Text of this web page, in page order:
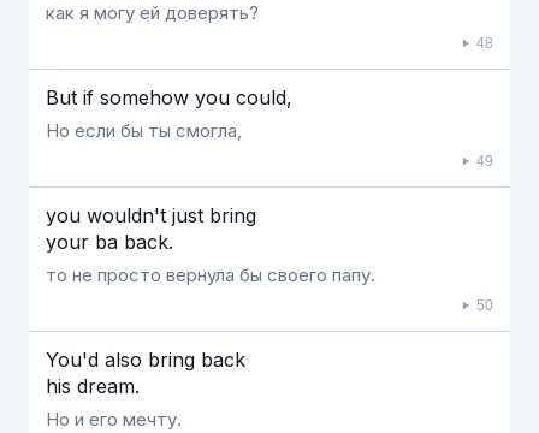
как я могу ей доверять?
48
But if somehow you could,
Но если бы ты смогла,
49
you wouldn't just bring
your ba back.
то не просто вернула бы своего папу.
50
You'd also bring back
his dream.
Но и его мечту.